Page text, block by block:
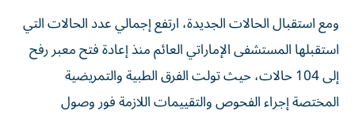
ومع استقبال الحالات الجديدة، ارتفع إجمالي عدد الحالات التي
استقبلها المستشفى الإماراتي العائم منذ إعادة فتح معبر رفح
إلى 104 حالات، حيث تولت الفرق الطبية والتمريضية
المختصة إجراء الفحوص والتقييمات اللازمة فور وصول